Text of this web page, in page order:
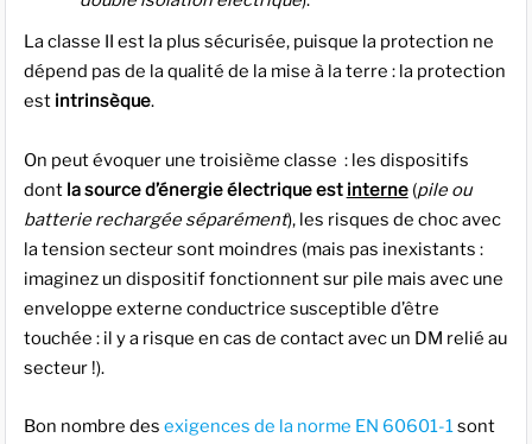
La classe II est la plus sécurisée, puisque la protection ne
dépend pas de la qualité de la mise à la terre : la protection
est intrinsèque.
On peut évoquer une troisième classe : les dispositifs
dont la source d’énergie électrique est interne(pile ou
batterie rechargée séparément), les risques de choc avec
la tension secteur sont moindres (mais pas inexistants :
imaginez un dispositif fonctionnent sur pile mais avec une
enveloppe externe conductrice susceptible d’être
touchée : il y a risque en cas de contact avec un DM relié au
secteur !).
Bon nombre des exigences de la norme EN 60601-1sont